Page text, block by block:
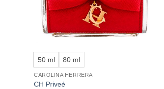
+
50 ml 80 ml
CAROLINA HERRERA
CH Priveé